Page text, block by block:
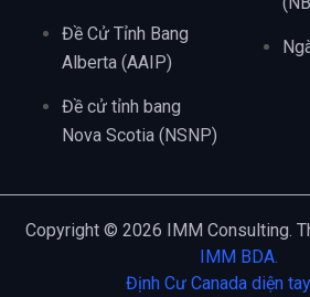
Đề Cử Tỉnh Bang
Alberta (AAIP)
Đề cử tỉnh bang
Nova Scotia (NSNP)
Copyright © 2026 IMM Consulting.
IMM BDA.
Định Cư Canada diện